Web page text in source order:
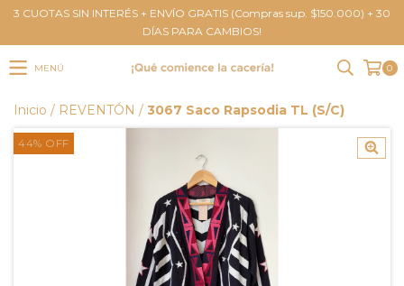
3 CUOTAS SIN INTERÉS + ENVÍO GRATIS (Compras sup. $150.000) + 30
DÍAS PARA CAMBIOS!
MENÚ 0
Inicio / REVENTÓN / 3067 Saco Rapsodia TL (S/C)
44% OFF